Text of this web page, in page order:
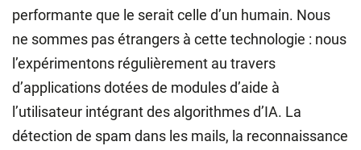
performante que le serait celle d’un humain. Nous
ne sommes pas étrangers à cette technologie : nous
l’expérimentons régulièrement au travers
d’applications dotées de modules d’aide à
l’utilisateur intégrant des algorithmes d’IA. La
détection de spam dans les mails, la reconnaissance